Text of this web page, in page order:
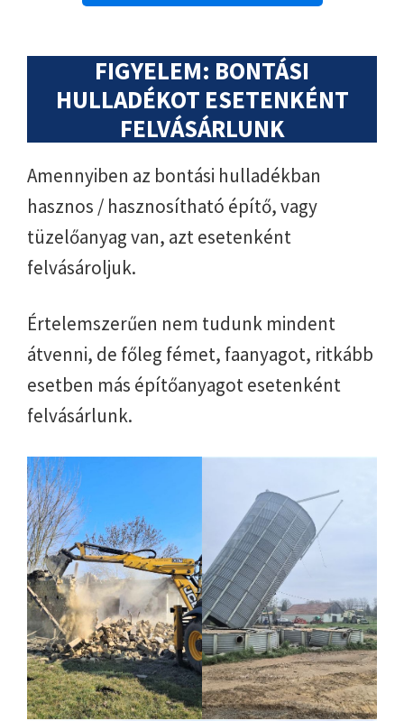
FIGYELEM: BONTÁSI
HULLADÉKOT ESETENKÉNT
FELVÁSÁRLUNK
Amennyiben az bontási hulladékban
hasznos / hasznosítható építő, vagy
tüzelőanyag van, azt esetenként
felvásároljuk.
Értelemszerűen nem tudunk mindent
átvenni, de főleg fémet, faanyagot, ritkább
esetben más építőanyagot esetenként
felvásárlunk.